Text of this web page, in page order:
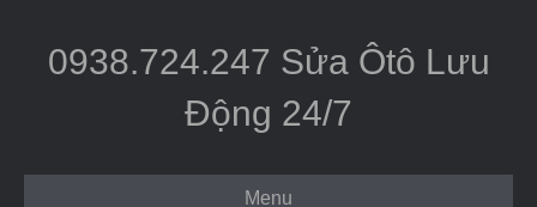
0938.724.247 Sửa Ôtô Lưu
Động 24/7
Menu